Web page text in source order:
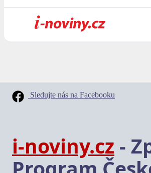
Sledujte nás na Facebooku
i-noviny.cz -